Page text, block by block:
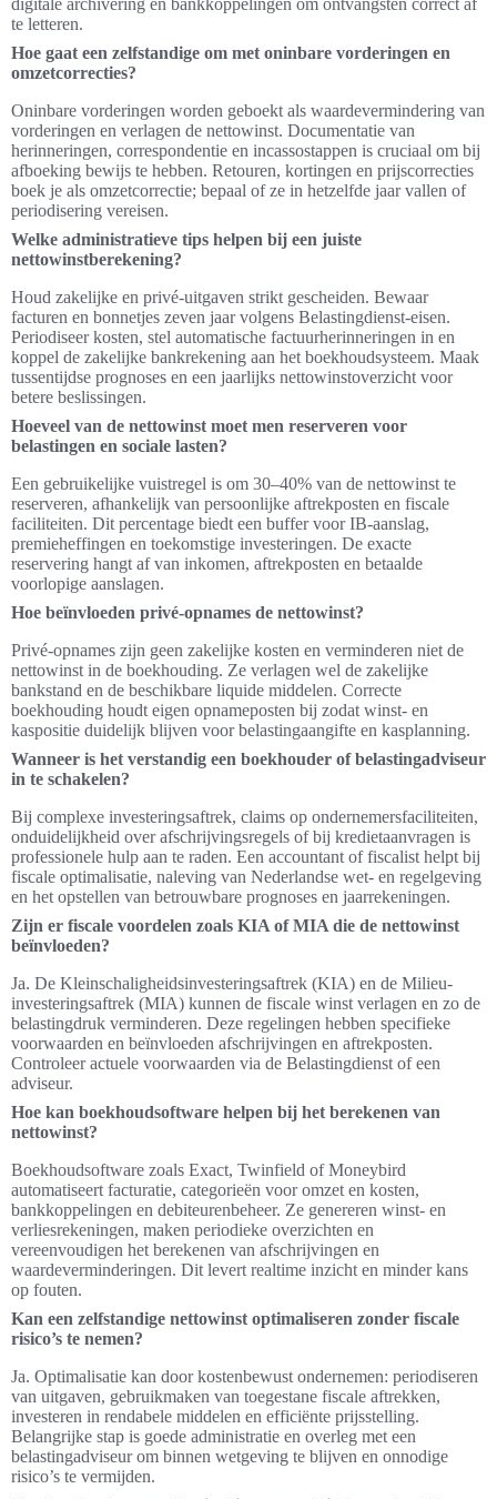
digitale archivering en bankkoppelingen om ontvangsten correct af
te letteren.
Hoe gaat een zelfstandige om met oninbare vorderingen en
omzetcorrecties?
Oninbare vorderingen worden geboekt als waardevermindering van
vorderingen en verlagen de nettowinst. Documentatie van
herinneringen, correspondentie en incassostappen is cruciaal om bij
afboeking bewijs te hebben. Retouren, kortingen en prijscorrecties
boek je als omzetcorrectie; bepaal of ze in hetzelfde jaar vallen of
periodisering vereisen.
Welke administratieve tips helpen bij een juiste
nettowinstberekening?
Houd zakelijke en privé-uitgaven strikt gescheiden. Bewaar
facturen en bonnetjes zeven jaar volgens Belastingdienst-eisen.
Periodiseer kosten, stel automatische factuurherinneringen in en
koppel de zakelijke bankrekening aan het boekhoudsysteem. Maak
tussentijdse prognoses en een jaarlijks nettowinstoverzicht voor
betere beslissingen.
Hoeveel van de nettowinst moet men reserveren voor
belastingen en sociale lasten?
Een gebruikelijke vuistregel is om 30–40% van de nettowinst te
reserveren, afhankelijk van persoonlijke aftrekposten en fiscale
faciliteiten. Dit percentage biedt een buffer voor IB-aanslag,
premieheffingen en toekomstige investeringen. De exacte
reservering hangt af van inkomen, aftrekposten en betaalde
voorlopige aanslagen.
Hoe beïnvloeden privé-opnames de nettowinst?
Privé-opnames zijn geen zakelijke kosten en verminderen niet de
nettowinst in de boekhouding. Ze verlagen wel de zakelijke
bankstand en de beschikbare liquide middelen. Correcte
boekhouding houdt eigen opnameposten bij zodat winst- en
kaspositie duidelijk blijven voor belastingaangifte en kasplanning.
Wanneer is het verstandig een boekhouder of belastingadviseur
in te schakelen?
Bij complexe investeringsaftrek, claims op ondernemersfaciliteiten,
onduidelijkheid over afschrijvingsregels of bij kredietaanvragen is
professionele hulp aan te raden. Een accountant of fiscalist helpt bij
fiscale optimalisatie, naleving van Nederlandse wet- en regelgeving
en het opstellen van betrouwbare prognoses en jaarrekeningen.
Zijn er fiscale voordelen zoals KIA of MIA die de nettowinst
beïnvloeden?
Ja. De Kleinschaligheidsinvesteringsaftrek (KIA) en de Milieu-
investeringsaftrek (MIA) kunnen de fiscale winst verlagen en zo de
belastingdruk verminderen. Deze regelingen hebben specifieke
voorwaarden en beïnvloeden afschrijvingen en aftrekposten.
Controleer actuele voorwaarden via de Belastingdienst of een
adviseur.
Hoe kan boekhoudsoftware helpen bij het berekenen van
nettowinst?
Boekhoudsoftware zoals Exact, Twinfield of Moneybird
automatiseert facturatie, categorieën voor omzet en kosten,
bankkoppelingen en debiteurenbeheer. Ze genereren winst- en
verliesrekeningen, maken periodieke overzichten en
vereenvoudigen het berekenen van afschrijvingen en
waardeverminderingen. Dit levert realtime inzicht en minder kans
op fouten.
Kan een zelfstandige nettowinst optimaliseren zonder fiscale
risico’s te nemen?
Ja. Optimalisatie kan door kostenbewust ondernemen: periodiseren
van uitgaven, gebruikmaken van toegestane fiscale aftrekken,
investeren in rendabele middelen en efficiënte prijsstelling.
Belangrijke stap is goede administratie en overleg met een
belastingadviseur om binnen wetgeving te blijven en onnodige
risico’s te vermijden.